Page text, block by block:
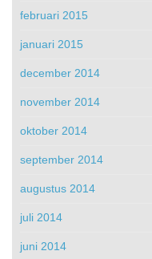
februari 2015
januari 2015
december 2014
november 2014
oktober 2014
september 2014
augustus 2014
juli 2014
juni 2014